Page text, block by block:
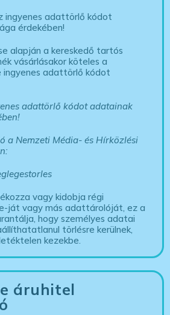
ingyenes adattörlő kódot
érdekében!
alapján a kereskedő tartós
vásárlásakor köteles a
adattörlő kódot
adattörlő kódot adatainak
a Nemzeti Média- és Hírközlési
vagy kidobja régi
ját vagy más adattárolóját, ez a
hogy személyes adatai
törlésre kerülnek,
kezekbe.
áruhitel